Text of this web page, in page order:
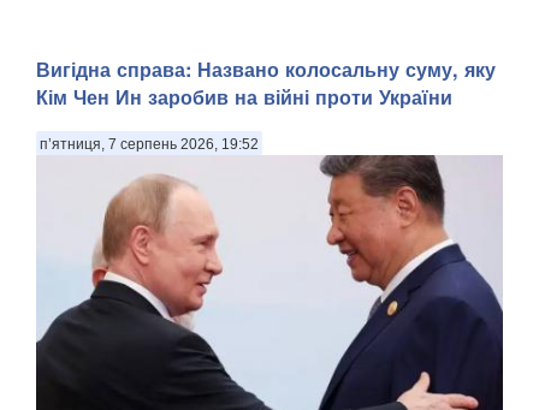
Вигідна справа: Названо колосальну суму, яку
Кім Чен Ин заробив на війні проти України
п’ятниця, 7 серпень 2026, 19:52